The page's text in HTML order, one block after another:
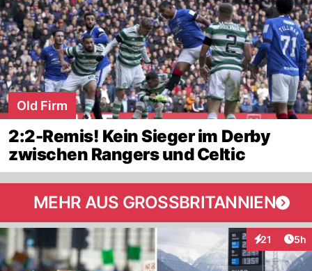
Old Firm
2:2-Remis! Kein Sieger im Derby
zwischen Rangers und Celtic
MEHR AUS GROSSBRITANNIEN
21
Interaktionen
5h